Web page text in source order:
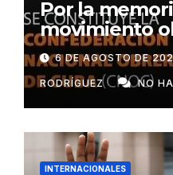
Por la
movimiento
6 DE AGOSTO DE
RODRÍGUEZ NO
INTERNACIONALES